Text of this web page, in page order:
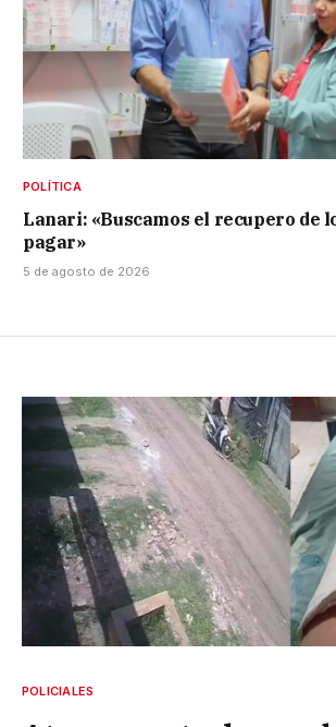
POLÍTICA
Lanari: «Buscamos el recupero de
pagar»
5 de agosto de 2026
POLICIALES